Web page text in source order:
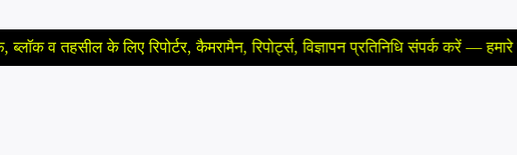
के लिए रिपोर्टर, कैमरामैन, रिपोर्ट्स, विज्ञापन प्रतिनिधि संपर्क करें — हमारे न्यूज़